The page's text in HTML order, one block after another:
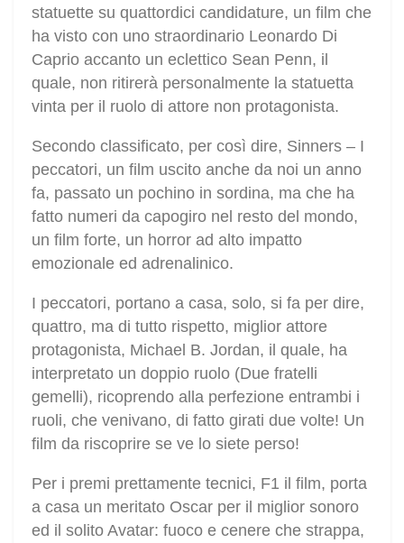
statuette su quattordici candidature, un film che
ha visto con uno straordinario Leonardo Di
Caprio accanto un eclettico Sean Penn, il
quale, non ritirerà personalmente la statuetta
vinta per il ruolo di attore non protagonista.
Secondo classificato, per così dire, Sinners – I
peccatori, un film uscito anche da noi un anno
fa, passato un pochino in sordina, ma che ha
fatto numeri da capogiro nel resto del mondo,
un film forte, un horror ad alto impatto
emozionale ed adrenalinico.
I peccatori, portano a casa, solo, si fa per dire,
quattro, ma di tutto rispetto, miglior attore
protagonista, Michael B. Jordan, il quale, ha
interpretato un doppio ruolo (Due fratelli
gemelli), ricoprendo alla perfezione entrambi i
ruoli, che venivano, di fatto girati due volte! Un
film da riscoprire se ve lo siete perso!
Per i premi prettamente tecnici, F1 il film, porta
a casa un meritato Oscar per il miglior sonoro
ed il solito Avatar: fuoco e cenere che strappa,